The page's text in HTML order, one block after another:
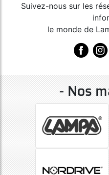
Suivez-nous sur les
le monde de
- Nos